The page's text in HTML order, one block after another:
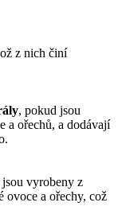
z nich činí
, pokud jsou
a ořechů, a dodávají
vyrobeny z
ovoce a ořechy, což